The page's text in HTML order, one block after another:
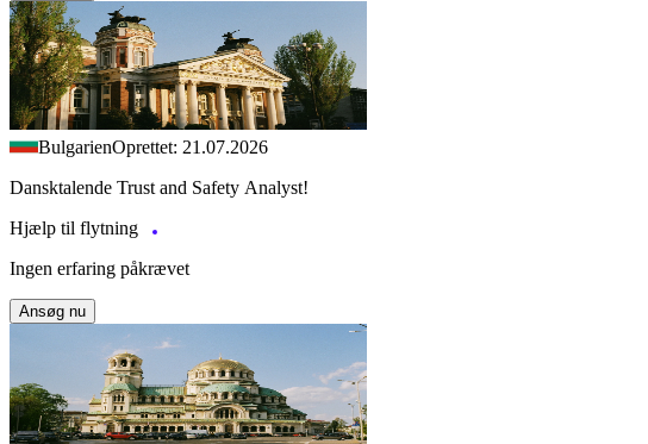
BulgarienOprettet: 21.07.2026
Dansktalende Trust and Safety Analyst!
Hjælp til flytning
Ingen erfaring påkrævet
Ansøg nu